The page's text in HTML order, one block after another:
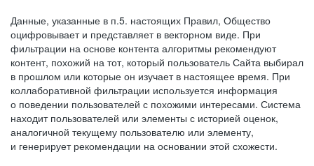
Данные, указанные в п.5. настоящих Правил, Общество
оцифровывает и представляет в векторном виде. При
фильтрации на основе контента алгоритмы рекомендуют
контент, похожий на тот, который пользователь Сайта выбирал
в прошлом или которые он изучает в настоящее время. При
коллаборативной фильтрации используется информация
о поведении пользователей с похожими интересами. Система
находит пользователей или элементы с историей оценок,
аналогичной текущему пользователю или элементу,
и генерирует рекомендации на основании этой схожести.